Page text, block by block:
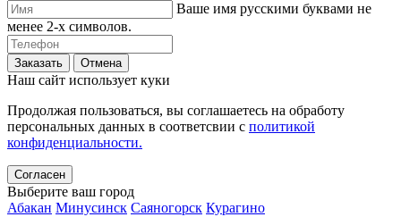
Ваше имя русскими буквами не
менее 2-х символов.
Заказать Отмена
Наш сайт использует куки
Продолжая пользоваться, вы соглашаетесь на обработу
персональных данных в соответсвии с политикой
конфиденциальности.
Согласен
Выберите ваш город
Абакан Минусинск Саяногорск Курагино